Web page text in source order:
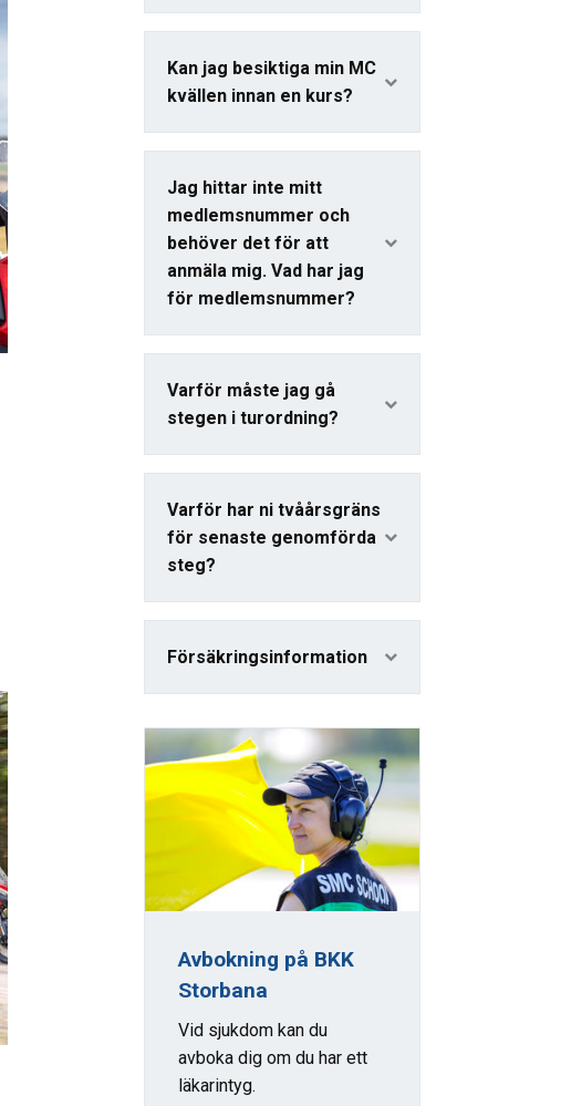
Kan jag besiktiga min MC
kvällen innan en kurs?
Jag hittar inte mitt
medlemsnummer och
behöver det för att
anmäla mig. Vad har jag
för medlemsnummer?
Varför måste jag gå
stegen i turordning?
Varför har ni tvåårsgräns
för senaste genomförda
steg?
Försäkringsinformation
Avbokning på BKK
Storbana
Vid sjukdom kan du
avboka dig om du har ett
läkarintyg.